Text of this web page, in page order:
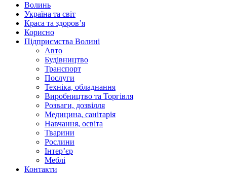
Волинь
Україна та світ
Краса та здоров’я
Корисно
Підприємства Волині
Авто
Будівництво
Транспорт
Послуги
Техніка, обладнання
Виробництво та Торгівля
Розваги, дозвілля
Медицина, санітарія
Навчання, освіта
Тварини
Рослини
Інтер’єр
Меблі
Контакти